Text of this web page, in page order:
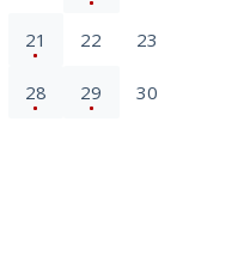
21 22 23
28 29 30